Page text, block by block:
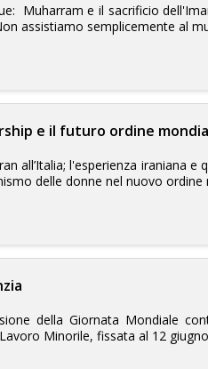
Muharram e il sacrificio
assistiamo semplicemente al
e il futuro ordine
all’Italia; l'esperienza iraniana
delle donne nel nuovo ordine
della Giornata Mondiale
Minorile, fissata al 12